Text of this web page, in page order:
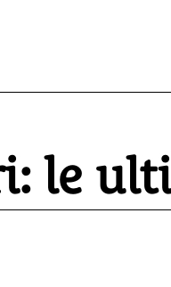
le
h2